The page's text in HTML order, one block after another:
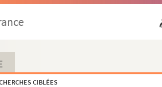
CIBLÉES
à la sainte communion
(style Byzantin)
(style Byzantin)